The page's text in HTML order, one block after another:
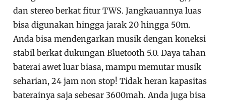
dan stereo berkat fitur TWS. Jangkauannya luas
bisa digunakan hingga jarak 20 hingga 50m.
Anda bisa mendengarkan musik dengan koneksi
stabil berkat dukungan Bluetooth 5.0. Daya tahan
baterai awet luar biasa, mampu memutar musik
seharian, 24 jam non stop! Tidak heran kapasitas
baterainya saja sebesar 3600mah. Anda juga bisa